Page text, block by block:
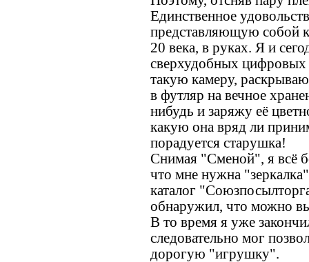
Единственное
представляющую собой
20 века, в руках. Я и
сверхудобных цифровых
такую камеру,
в футляр на вечное
нибудь и заряжу её
какую она вряд ли
порадуется старушка!
Снимая "Сменой", я всё
что мне нужна
каталог
обнаружил, что можно
В то время я уже
следовательно мог
дорогую "игрушку".